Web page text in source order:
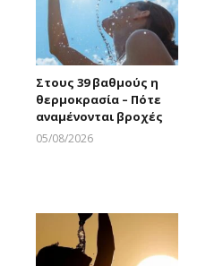
Στους 39 βαθμούς η
θερμοκρασία – Πότε
αναμένονται βροχές
05/08/2026